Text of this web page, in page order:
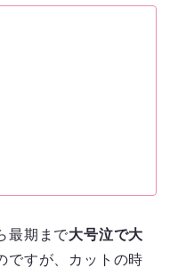
最期まで大号泣で大
ですが、カットの時